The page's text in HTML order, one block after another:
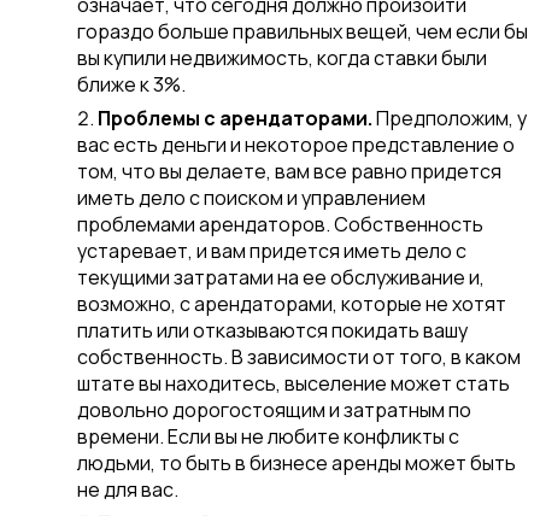
гораздо больше правильных вещей, чем если бы
вы купили недвижимость, когда ставки были
ближе к 3%.
Проблемы с арендаторами.Предположим, у
вас есть деньги и некоторое представление о
том, что вы делаете, вам все равно придется
иметь дело с поиском и управлением
проблемами арендаторов. Собственность
устаревает, и вам придется иметь дело с
текущими затратами на ее обслуживание и,
возможно, с арендаторами, которые не хотят
платить или отказываются покидать вашу
собственность. В зависимости от того, в каком
штате вы находитесь, выселение может стать
довольно дорогостоящим и затратным по
времени. Если вы не любите конфликты с
людьми, то быть в бизнесе аренды может быть
не для вас.